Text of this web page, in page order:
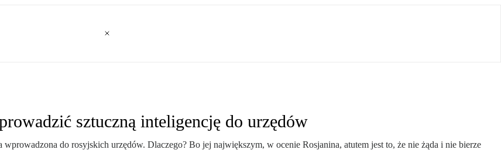
sztuczną inteligencję do urzędów
do rosyjskich urzędów. Dlaczego? Bo jej największym, w ocenie Rosjanina, atutem jest to, że nie żąda i nie bierze